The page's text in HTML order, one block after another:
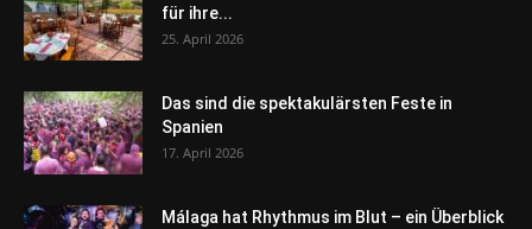
für ihre...
25. April 2026
Das sind die spektakulärsten Feste in
Spanien
17. April 2026
Málaga hat Rhythmus im Blut – ein Überblick